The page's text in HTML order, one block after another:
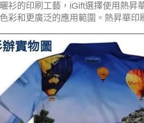
衫的印刷工藝，iGift選擇使用熱昇
彩和更廣泛的應用範圍。熱昇華